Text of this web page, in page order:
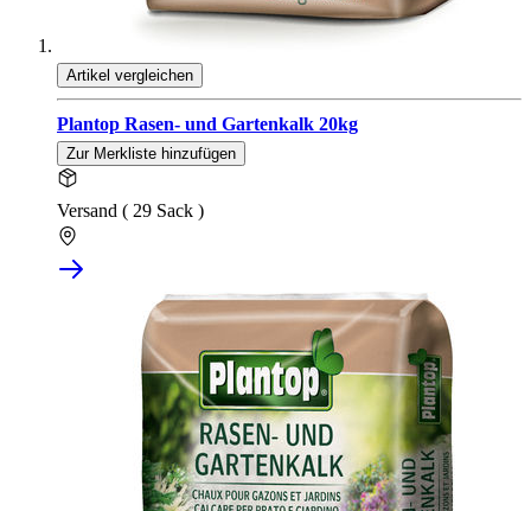
Artikel vergleichen
Plantop Rasen- und Gartenkalk 20kg
Zur Merkliste hinzufügen
Versand ( 29 Sack )